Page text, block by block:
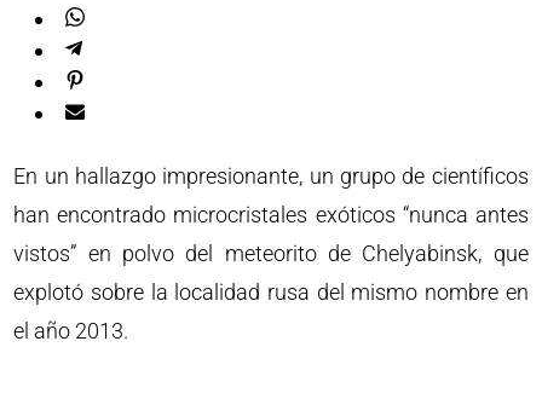
En un hallazgo impresionante, un grupo de científicos
han encontrado microcristales exóticos “nunca antes
vistos” en polvo del meteorito de Chelyabinsk, que
explotó sobre la localidad rusa del mismo nombre en
el año 2013.